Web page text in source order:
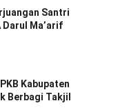
Santri
Darul Ma’arif
Kabupaten
Berbagi Takjil